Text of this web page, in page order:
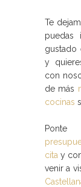
Te
puedas
gustado
y
con
de más
cocinas
cita y
venir a